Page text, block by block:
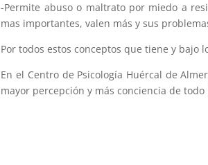
-Permite abuso o maltrato por miedo a
mas importantes, valen más y sus
Por todos estos conceptos que tiene y bajo
En el Centro de Psicología Huércal de
mayor percepción y más conciencia de todo